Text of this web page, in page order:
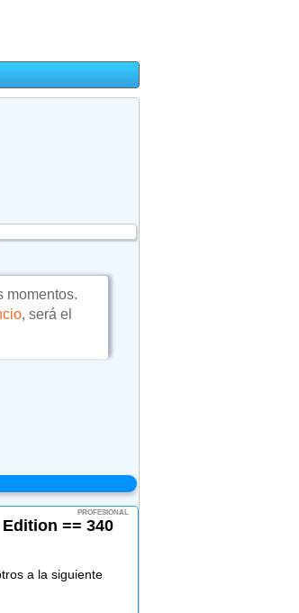
momentos.
, será el
PROFESIONAL
== 340
a la siguiente